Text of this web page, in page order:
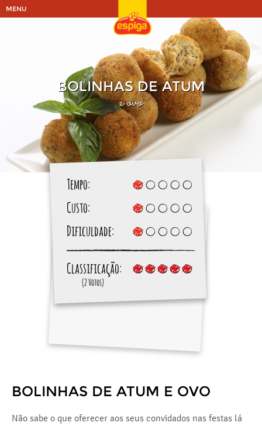
MENU
BOLINHAS DE ATUM
e ovo
Tempo:
Custo:
Dificuldade:
Classificação:
(2 Votos)
BOLINHAS DE ATUM E OVO
Não sabe o que oferecer aos seus convidados nas festas lá